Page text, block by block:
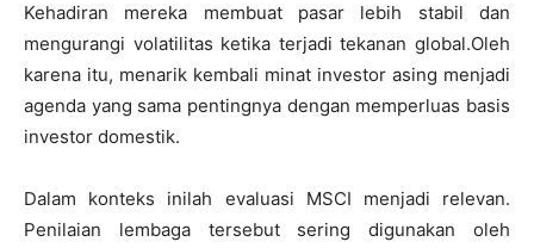
Kehadiran mereka membuat pasar lebih stabil dan
mengurangi volatilitas ketika terjadi tekanan global.Oleh
karena itu, menarik kembali minat investor asing menjadi
agenda yang sama pentingnya dengan memperluas basis
investor domestik.
Dalam konteks inilah evaluasi MSCI menjadi relevan.
Penilaian lembaga tersebut sering digunakan oleh